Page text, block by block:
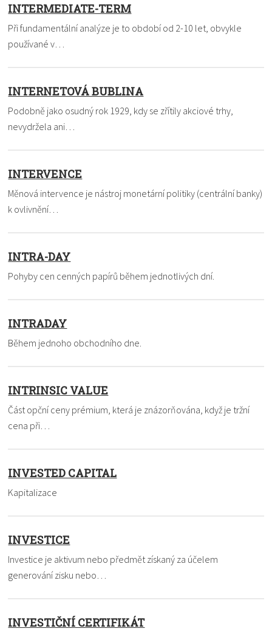
INTERMEDIATE-TERM
Při fundamentální analýze je to období od 2-10 let, obvykle
používané v…
INTERNETOVÁ BUBLINA
Podobně jako osudný rok 1929, kdy se zřítily akciové trhy,
nevydržela ani…
INTERVENCE
Měnová intervence je nástroj monetární politiky (centrální banky)
k ovlivnění…
INTRA-DAY
Pohyby cen cenných papírů během jednotlivých dní.
INTRADAY
Během jednoho obchodního dne.
INTRINSIC VALUE
Část opční ceny prémium, která je znázorňována, když je tržní
cena při…
INVESTED CAPITAL
Kapitalizace
INVESTICE
Investice je aktivum nebo předmět získaný za účelem
generování zisku nebo…
INVESTIČNÍ CERTIFIKÁT